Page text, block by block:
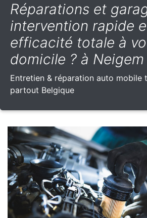
Réparations et
intervention rapide
efficacité totale à
domicile ? à
Entretien & réparation auto mobile
partout Belgique